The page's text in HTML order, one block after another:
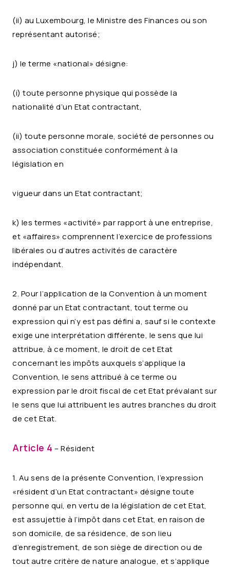
(ii) au Luxembourg, le Ministre des Finances ou son
représentant autorisé;
j) le terme «national» désigne:
(i) toute personne physique qui possède la
nationalité d’un Etat contractant,
(ii) toute personne morale, société de personnes ou
association constituée conformément à la
législation en
vigueur dans un Etat contractant;
k) les termes «activité» par rapport à une entreprise,
et «affaires» comprennent l’exercice de professions
libérales ou d’autres activités de caractère
indépendant.
2. Pour l’application de la Convention à un moment
donné par un Etat contractant, tout terme ou
expression qui n’y est pas défini a, sauf si le contexte
exige une interprétation différente, le sens que lui
attribue, à ce moment, le droit de cet Etat
concernant les impôts auxquels s’applique la
Convention, le sens attribué à ce terme ou
expression par le droit fiscal de cet Etat prévalant sur
le sens que lui attribuent les autres branches du droit
de cet Etat.
Article 4 – Résident
1. Au sens de la présente Convention, l’expression
«résident d’un Etat contractant» désigne toute
personne qui, en vertu de la législation de cet Etat,
est assujettie à l’impôt dans cet Etat, en raison de
son domicile, de sa résidence, de son lieu
d’enregistrement, de son siège de direction ou de
tout autre critère de nature analogue, et s’applique